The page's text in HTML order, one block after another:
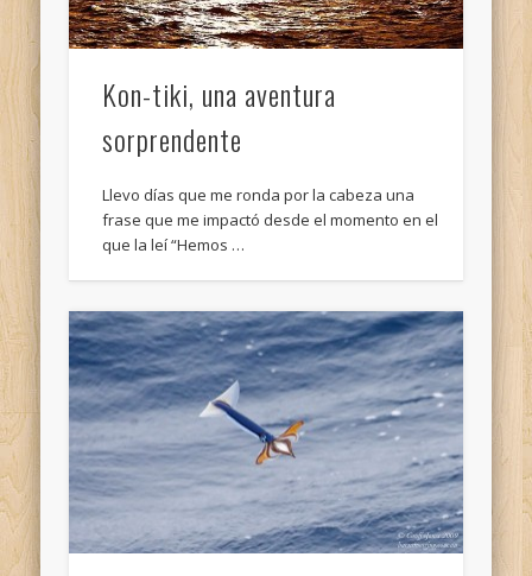
Kon-tiki, una aventura
sorprendente
Llevo días que me ronda por la cabeza una
frase que me impactó desde el momento en el
que la leí “Hemos …